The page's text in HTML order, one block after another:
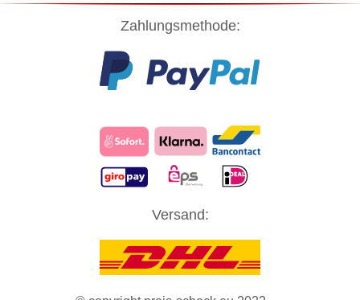
zu Ihren Rechten als Benutzer finden Sie in unserer
Cookies zu akzeptieren und direkt unsere Website besuchen zu
ZUSTIMMUNG
Zahlungsmethode:
Versand: